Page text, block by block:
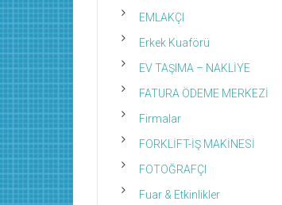
EMLAKÇI
Erkek Kuaförü
EV TAŞIMA – NAKLİYE
FATURA ÖDEME MERKEZİ
Firmalar
FORKLİFT-İŞ MAKİNESİ
FOTOĞRAFÇI
Fuar & Etkinlikler